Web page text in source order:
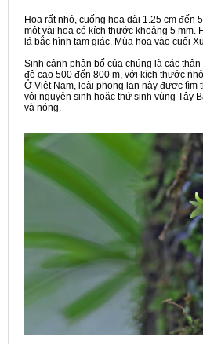
Hoa rất nhỏ, cuống hoa dài 1.25 cm đến
một vài hoa có kích thước khoảng 5 mm.
lá bắc hình tam giác. Mùa hoa vào cuối
Sinh cảnh phân bố của chúng là các
độ cao 500 đến 800 m, với kích thước
Ở Việt Nam, loài phong lan này được tìm
vôi nguyên sinh hoặc thứ sinh vùng Tây
và nóng.